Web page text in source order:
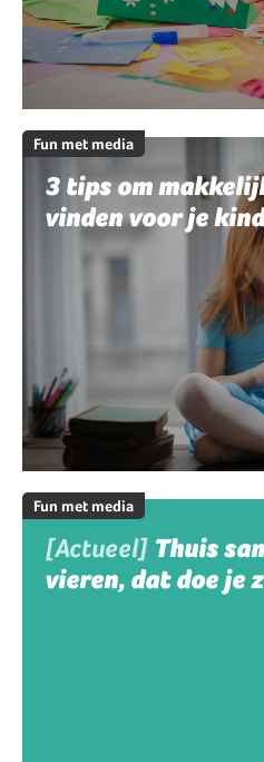
Fun met media
3 tips om
vinden voor je kind
Fun met media
[Actueel] Thuis
vieren, dat doe je